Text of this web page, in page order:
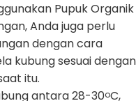
Pupuk Organik
Anda juga perlu
dengan cara
kubung sesuai dengan
itu.
antara 28-30oC,